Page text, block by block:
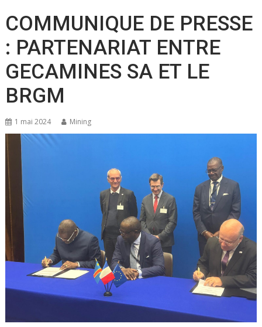
COMMUNIQUE DE PRESSE
: PARTENARIAT ENTRE
GECAMINES SA ET LE
BRGM
1 mai 2024 Mining